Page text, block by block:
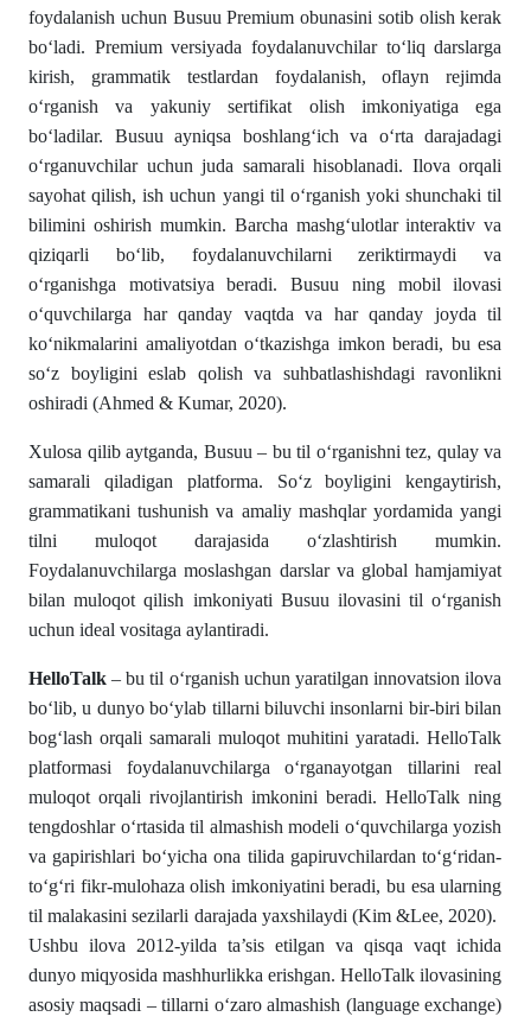
foydalanish uchun Busuu Premium obunasini sotib olish kerak
bo‘ladi. Premium versiyada foydalanuvchilar to‘liq darslarga
kirish, grammatik testlardan foydalanish, oflayn rejimda
o‘rganish va yakuniy sertifikat olish imkoniyatiga ega
bo‘ladilar. Busuu ayniqsa boshlang‘ich va o‘rta darajadagi
o‘rganuvchilar uchun juda samarali hisoblanadi. Ilova orqali
sayohat qilish, ish uchun yangi til o‘rganish yoki shunchaki til
bilimini oshirish mumkin. Barcha mashg‘ulotlar interaktiv va
qiziqarli bo‘lib, foydalanuvchilarni zeriktirmaydi va
o‘rganishga motivatsiya beradi. Busuu ning mobil ilovasi
o‘quvchilarga har qanday vaqtda va har qanday joyda til
ko‘nikmalarini amaliyotdan o‘tkazishga imkon beradi, bu esa
so‘z boyligini eslab qolish va suhbatlashishdagi ravonlikni
oshiradi (Ahmed & Kumar, 2020).
Xulosa qilib aytganda, Busuu – bu til o‘rganishni tez, qulay va
samarali qiladigan platforma. So‘z boyligini kengaytirish,
grammatikani tushunish va amaliy mashqlar yordamida yangi
tilni muloqot darajasida o‘zlashtirish mumkin.
Foydalanuvchilarga moslashgan darslar va global hamjamiyat
bilan muloqot qilish imkoniyati Busuu ilovasini til o‘rganish
uchun ideal vositaga aylantiradi.
HelloTalk – bu til o‘rganish uchun yaratilgan innovatsion ilova
bo‘lib, u dunyo bo‘ylab tillarni biluvchi insonlarni bir-biri bilan
bog‘lash orqali samarali muloqot muhitini yaratadi. HelloTalk
platformasi foydalanuvchilarga o‘rganayotgan tillarini real
muloqot orqali rivojlantirish imkonini beradi. HelloTalk ning
tengdoshlar o‘rtasida til almashish modeli o‘quvchilarga yozish
va gapirishlari bo‘yicha ona tilida gapiruvchilardan to‘g‘ridan-
to‘g‘ri fikr-mulohaza olish imkoniyatini beradi, bu esa ularning
til malakasini sezilarli darajada yaxshilaydi (Kim &Lee, 2020).
Ushbu ilova 2012-yilda ta’sis etilgan va qisqa vaqt ichida
dunyo miqyosida mashhurlikka erishgan. HelloTalk ilovasining
asosiy maqsadi – tillarni o‘zaro almashish (language exchange)